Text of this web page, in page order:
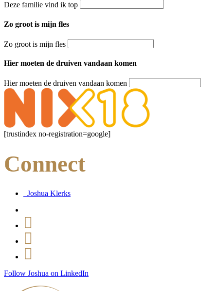
Deze familie vind ik top
Zo groot is mijn fles
Zo groot is mijn fles
Hier moeten de druiven vandaan komen
Hier moeten de druiven vandaan komen
[trustindex no-registration=google]
Connect
Joshua Klerks
Follow Joshua on LinkedIn